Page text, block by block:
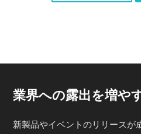
業界への露出を増や
新製品やイベントのリリースが